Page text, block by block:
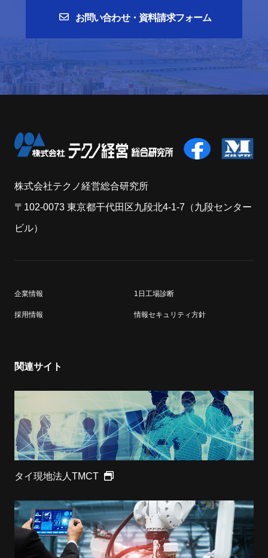
お問い合わせ・資料請求フォーム
株式会社テクノ経営総合研究所
〒102-0073 東京都干代田区九段北4-1-7（九段センター
ビル）
企業情報 1日工場診断
採用情報 情報セキュリティ方針
関連サイト
タイ現地法人TMCT